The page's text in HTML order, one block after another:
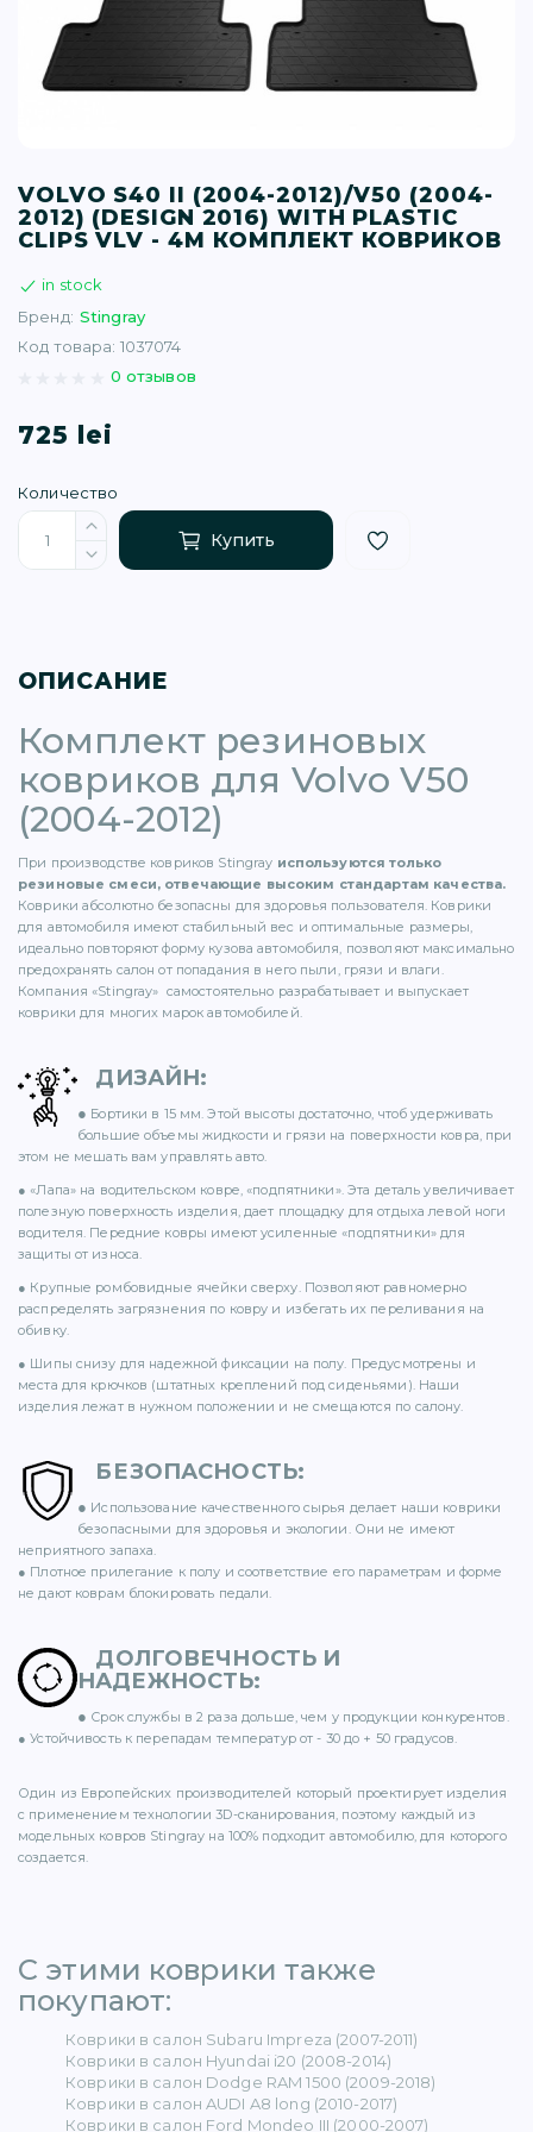
BENZ (65)
VOLVO S40 II (2004-2012)/V50 (2004-
2012) (DESIGN 2016) WITH PLASTIC
CLIPS VLV - 4М КОМПЛЕКТ КОВРИКОВ
in stock
Бренд: Stingray
Код товара: 1037074
0 отзывов
725 lei
Количество
Купить
ОПИСАНИЕ
Комплект резиновых
ковриков для Volvo V50
(2004-2012)
При производстве ковриков Stingray используются только
резиновые смеси, отвечающие высоким стандартам качества.
Коврики абсолютно безопасны для здоровья пользователя. Коврики
для автомобиля имеют стабильный вес и оптимальные размеры,
идеально повторяют форму кузова автомобиля, позволяют максимально
предохранять салон от попадания в него пыли, грязи и влаги.
Компания «Stingray» самостоятельно разрабатывает и выпускает
коврики для многих марок автомобилей.
ДИЗАЙН:
● Бортики в 15 мм. Этой высоты достаточно, чтоб удерживать
большие объемы жидкости и грязи на поверхности ковра, при
этом не мешать вам управлять авто.
● «Лапа» на водительском ковре, «подпятники». Эта деталь увеличивает
полезную поверхность изделия, дает площадку для отдыха левой ноги
водителя. Передние ковры имеют усиленные «подпятники» для
защиты от износа.
● Крупные ромбовидные ячейки сверху. Позволяют равномерно
распределять загрязнения по ковру и избегать их переливания на
обивку.
● Шипы снизу для надежной фиксации на полу. Предусмотрены и
места для крючков (штатных креплений под сиденьями). Наши
изделия лежат в нужном положении и не смещаются по салону.
БЕЗОПАСНОСТЬ:
● Использование качественного сырья делает наши коврики
безопасными для здоровья и экологии. Они не имеют
неприятного запаха.
● Плотное прилегание к полу и соответствие его параметрам и форме
не дают коврам блокировать педали.
ДОЛГОВЕЧНОСТЬ И
НАДЕЖНОСТЬ:
● Срок службы в 2 раза дольше, чем у продукции конкурентов.
● Устойчивость к перепадам температур от - 30 до + 50 градусов.
Один из Европейских производителей который проектирует изделия
с применением технологии 3D-сканирования, поэтому каждый из
модельных ковров Stingray на 100% подходит автомобилю, для которого
создается.
С этими коврики также
покупают: ​
Коврики в салон Subaru Impreza (2007-2011)
Коврики в салон Hyundai i20 (2008-2014)
Коврики в салон Dodge RAM 1500 (2009-2018)
Коврики в салон AUDI A8 long (2010-2017)
Коврики в салон Ford Mondeo III (2000-2007)